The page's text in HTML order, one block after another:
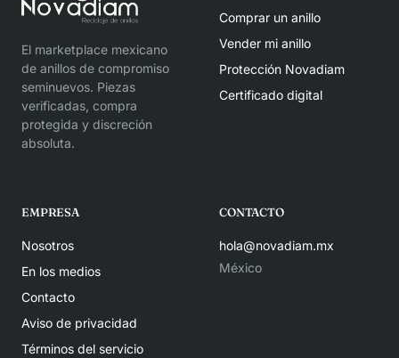
El marketplace mexicano
de anillos de compromiso
seminuevos. Piezas
verificadas, compra
protegida y discreción
absoluta.
Comprar un anillo
Vender mi anillo
Protección Novadiam
Certificado digital
EMPRESA
Nosotros
En los medios
Contacto
Aviso de privacidad
Términos del servicio
CONTACTO
hola@novadiam.mx
México